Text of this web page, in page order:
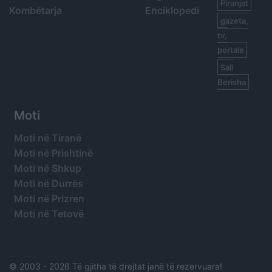
Kombëtarja
Enciklopedi
Piranjat
gazeta,
tv,
portale
Sali
Berisha
Moti
Moti në Tiranë
Moti në Prishtinë
Moti në Shkup
Moti në Durrës
Moti në Prizren
Moti në Tetovë
© 2003 - 2026 Të gjitha të drejtat janë të rezervuara!